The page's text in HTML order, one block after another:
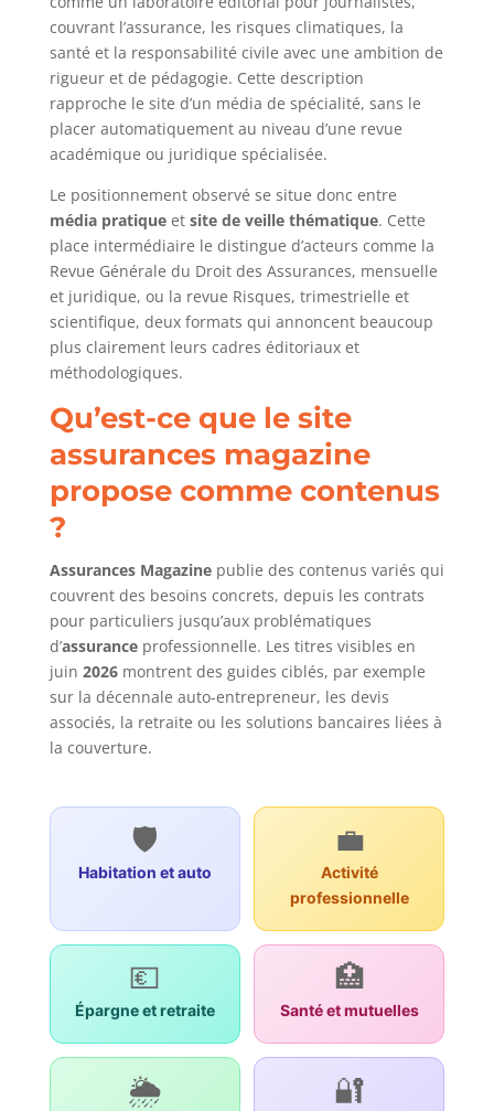
couvrant l’assurance, les risques climatiques, la
santé et la responsabilité civile avec une ambition de
rigueur et de pédagogie. Cette description
rapproche le site d’un média de spécialité, sans le
placer automatiquement au niveau d’une revue
académique ou juridique spécialisée.
Le positionnement observé se situe donc entre
média pratiqueet site de veille thématique. Cette
place intermédiaire le distingue d’acteurs comme la
Revue Générale du Droit des Assurances, mensuelle
et juridique, ou la revue Risques, trimestrielle et
scientifique, deux formats qui annoncent beaucoup
plus clairement leurs cadres éditoriaux et
méthodologiques.
Qu’est-ce que le site
assurances magazine
propose comme contenus
?
Assurances Magazinepublie des contenus variés qui
couvrent des besoins concrets, depuis les contrats
pour particuliers jusqu’aux problématiques
d’assuranceprofessionnelle. Les titres visibles en
juin 2026montrent des guides ciblés, par exemple
sur la décennale auto-entrepreneur, les devis
associés, la retraite ou les solutions bancaires liées à
la couverture.
🛡️
Habitation et auto
💼
Activité
professionnelle
💶
Épargne et retraite
🏥
Santé et mutuelles
🌦️ 🔐